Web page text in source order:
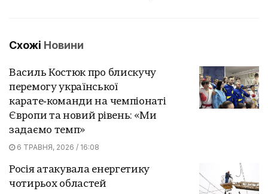
Схожі Новини
Василь Костюк про блискучу
перемогу української
карате‑команди на чемпіонаті
Європи та новий рівень: «Ми
задаємо темп»
6 ТРАВНЯ, 2026 / 16:08
Росія атакувала енергетику
чотирьох областей